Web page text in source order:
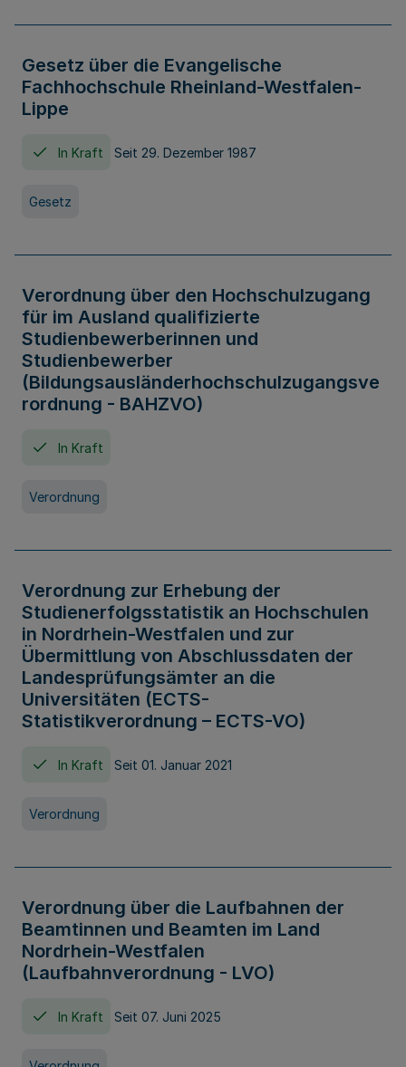
Gesetz über die Evangelische
Fachhochschule Rheinland-Westfalen-
Lippe
In Kraft Seit 29. Dezember 1987
Gesetz
Verordnung über den Hochschulzugang
für im Ausland qualifizierte
Studienbewerberinnen und
Studienbewerber
(Bildungsausländerhochschulzugangsve
rordnung - BAHZVO)
In Kraft
Verordnung
Verordnung zur Erhebung der
Studienerfolgsstatistik an Hochschulen
in Nordrhein-Westfalen und zur
Übermittlung von Abschlussdaten der
Landesprüfungsämter an die
Universitäten (ECTS-
Statistikverordnung – ECTS-VO)
In Kraft Seit 01. Januar 2021
Verordnung
Verordnung über die Laufbahnen der
Beamtinnen und Beamten im Land
Nordrhein-Westfalen
(Laufbahnverordnung - LVO)
In Kraft Seit 07. Juni 2025